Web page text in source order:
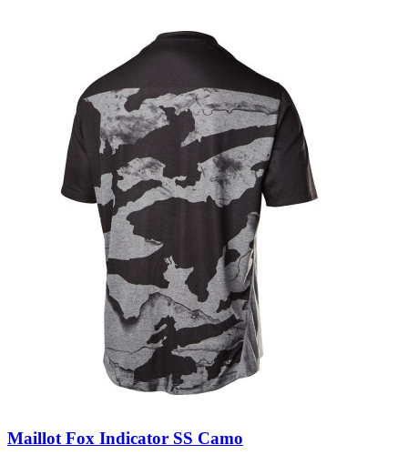
Maillot Fox Indicator SS Camo